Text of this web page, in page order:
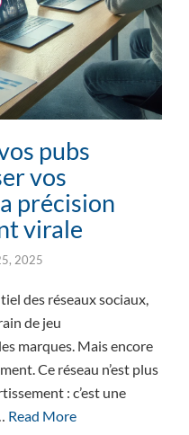
pubs
vos
précision
virale
2025
des réseaux sociaux,
de jeu
marques. Mais encore
Ce réseau n’est plus
: c’est une
Read More